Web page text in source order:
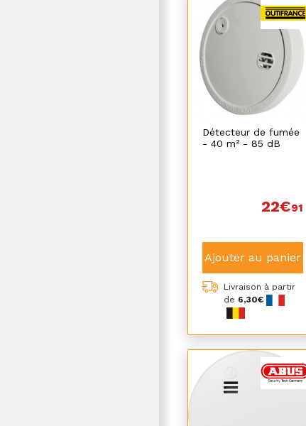
Détecteur de fumée
- 40 m² - 85 dB
22€91
Ajouter au panier
Livraison à partir
de 6,30€